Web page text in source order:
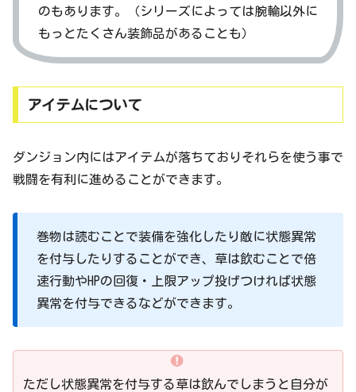
のもあります。（シリーズによっては腕輪以外に
もっとたくさん装飾品があることも）
アイテムについて
ダンジョン内にはアイテムが落ちておりそれらを使う事で
戦闘を有利に進めることができます。
巻物は読むことで装備を強化したり敵に状態異常
を付与したりすることができ、草は飲むことで倍
速行動やHPの回復・上限アップ投げつければ状態
異常を付与できるなどができます。
ただし状態異常を付与する草は飲んでしまうと自分が